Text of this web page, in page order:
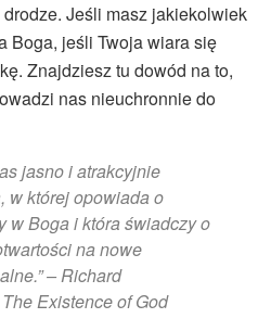
Jeśli masz jakiekolwiek
Boga, jeśli Twoja wiara się
Znajdziesz tu dowód na to,
nas nieuchronnie do
jasno i atrakcyjnie
w której opowiada o
w Boga i która świadczy o
na nowe
– Richard
Existence of God